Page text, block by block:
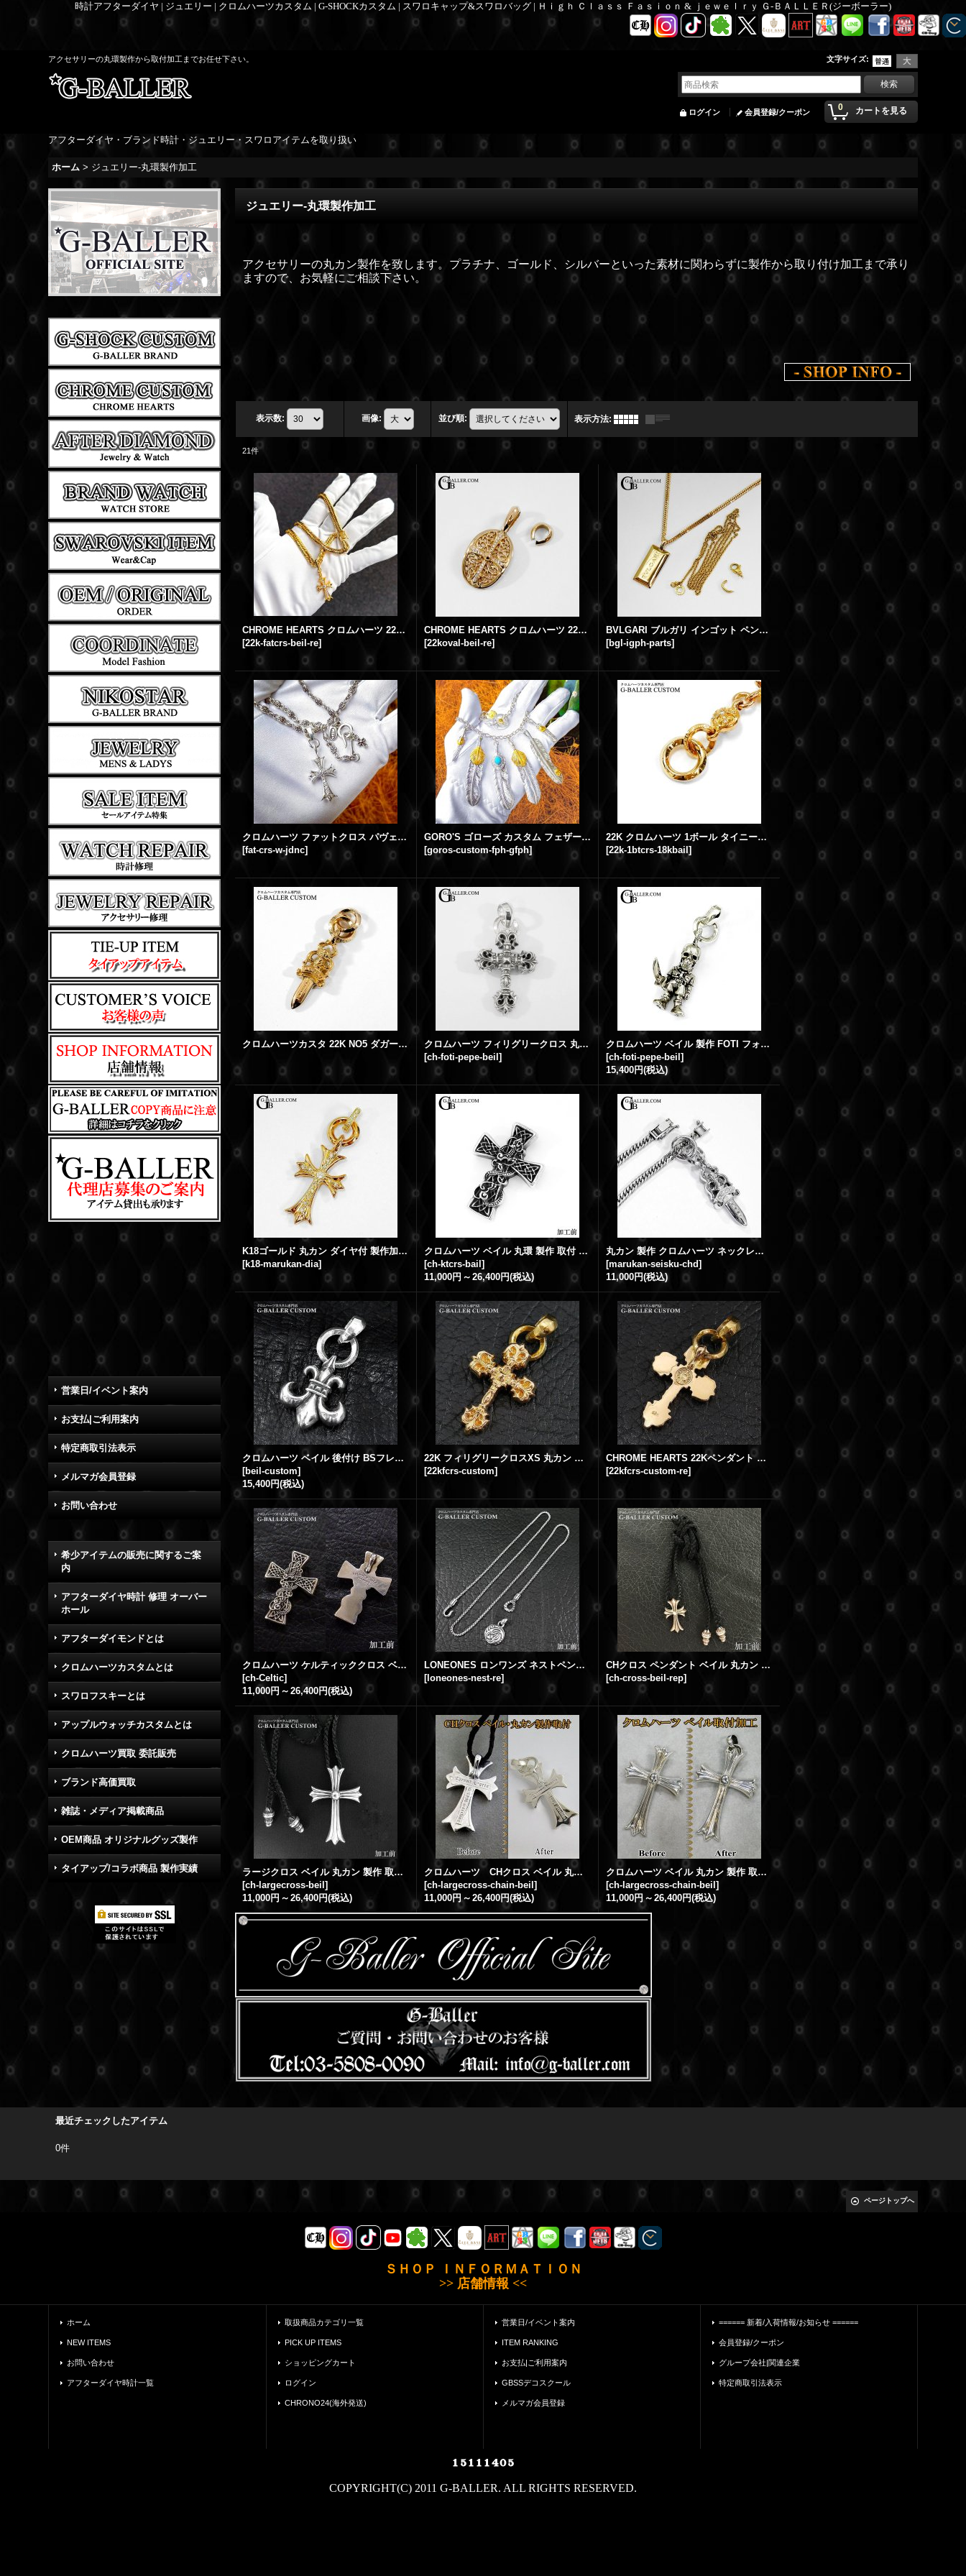
時計アフターダイヤ | ジュエリー | クロムハーツカスタム | G-SHOCKカスタム | スワロキャップ&スワロバッグ | Ｈｉｇｈ Ｃｌａｓｓ Ｆａｓｉｏｎ & ｊｅｗｅｌｒｙ Ｇ-ＢＡＬＬＥＲ(ジーボーラー)
アクセサリーの丸環製作から取付加工までお任せ下さい。 文字サイズ:
0 カートを見る
ログイン 会員登録/クーポン
アフターダイヤ・ブランド時計・ジュエリー・スワロアイテムを取り扱い
ホーム > ジュエリー-丸環製作加工
営業日/イベント案内
お支払|ご利用案内
特定商取引法表示
メルマガ会員登録
お問い合わせ
希少アイテムの販売に関するご案
内
アフターダイヤ時計 修理 オーバー
ホール
アフターダイモンドとは
クロムハーツカスタムとは
スワロフスキーとは
アップルウォッチカスタムとは
クロムハーツ買取 委託販売
ブランド高価買取
雑誌・メディア掲載商品
OEM商品 オリジナルグッズ製作
タイアップ/コラボ商品 製作実績
ジュエリー-丸環製作加工
アクセサリーの丸カン製作を致します。プラチナ、ゴールド、シルバーといった素材に関わらずに製作から取り付け加工まで承り
ますので、お気軽にご相談下さい。
表示数: 画像: 並び順: 表示方法:
21件
CHROME HEARTS クロムハーツ 22K タイニー ファットクロス パヴェダイヤモンド 丸カン ベイル 製作取付 カスタム
[22k-fatcrs-beil-re]
CHROME HEARTS クロムハーツ 22K クラシック オーバル ペンダント 丸カン ベイル 製作取付 カスタム
[22koval-beil-re]
BVLGARI ブルガリ インゴット ペンダント K18 バチカン製作 喜平6面ダブルネックレス用
[bgl-igph-parts]
クロムハーツ ファットクロス パヴェダイヤ用 丸環 ベイル製作 w ジャスティンデイビス ネックレス
[fat-crs-w-jdnc]
GORO'S ゴローズ カスタム フェザー ネックレス 上金フェザー ターコイズ 重ね付け 固定
[goros-custom-fph-gfph]
22K クロムハーツ 1ボール タイニーCHクロス チャーム用 K18ゴールド 丸カン 製作取付
[22k-1btcrs-18kbail]
クロムハーツカスタ 22K NO5 ダガーチャーム 丸カン 製作取付
クロムハーツ フィリグリークロス 丸カン ベイル 製作 レザーブレード取り外し
[ch-foti-pepe-beil]
クロムハーツ ベイル 製作 FOTI フォティ ペペ ペンダント 製作取付
[ch-foti-pepe-beil]
15,400円(税込)
K18ゴールド 丸カン ダイヤ付 製作加工 クロムハーツ 22K タイニーCHクロス用
[k18-marukan-dia]
クロムハーツ ベイル 丸環 製作 取付 ケルティッククロス ペンダント
[ch-ktcrs-bail]
11,000円 ～ 26,400円(税込)
丸カン 製作 クロムハーツ ネックレス ペンダント チャーム ダガー ダイヤ
[marukan-seisku-chd]
11,000円(税込)
クロムハーツ ベイル 後付け BSフレア ネックレス ペンダント ベイル加工
[beil-custom]
15,400円(税込)
22K フィリグリークロスXS 丸カン ベイル 製作取付カスタム
[22kfcrs-custom]
CHROME HEARTS 22Kペンダント 丸カン ベイル 製作
[22kfcrs-custom-re]
クロムハーツ ケルティッククロス ベイル 丸カン 製作
[ch-Celtic]
11,000円 ～ 26,400円(税込)
LONEONES ロンワンズ ネストペンダント 丸環加工
[loneones-nest-re]
CHクロス ペンダント ベイル 丸カン 取付加工 新品仕上げ 燻し
[ch-cross-beil-rep]
ラージクロス ベイル 丸カン 製作 取付加工
[ch-largecross-beil]
11,000円 ～ 26,400円(税込)
クロムハーツ CHクロス ベイル 丸環 製作 取付加工
[ch-largecross-chain-beil]
11,000円～ 26,400円(税込)
クロムハーツ ベイル 丸カン 製作 取付加工 クロスペンダント
[ch-largecross-chain-beil]
11,000円～ 26,400円(税込)
最近チェックしたアイテム
0件
ページトップへ
ＳＨＯＰ ＩＮＦＯＲＭＡＴＩＯＮ
>> 店舗情報 <<
ホーム
NEW ITEMS
お問い合わせ
アフターダイヤ時計一覧
取扱商品カテゴリ一覧
PICK UP ITEMS
ショッピングカート
ログイン
CHRONO24(海外発送)
営業日/イベント案内
ITEM RANKING
お支払|ご利用案内
GBSSデコスクール
メルマガ会員登録
====== 新着/入荷情報/お知らせ ======
会員登録/クーポン
グループ会社|関連企業
特定商取引法表示
COPYRIGHT(C) 2011 G-BALLER. ALL RIGHTS RESERVED.